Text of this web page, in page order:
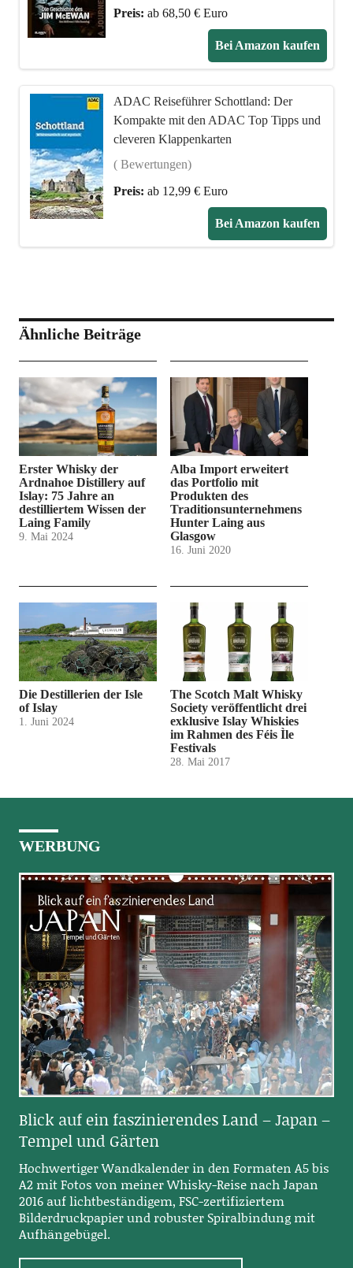
Preis: ab 68,50 € Euro
Bei Amazon kaufen
ADAC Reiseführer Schottland: Der
Kompakte mit den ADAC Top Tipps und
cleveren Klappenkarten
( Bewertungen)
Preis: ab 12,99 € Euro
Bei Amazon kaufen
Ähnliche Beiträge
Erster Whisky der
Ardnahoe Distillery auf
Islay: 75 Jahre an
destilliertem Wissen der
Laing Family
9. Mai 2024
Alba Import erweitert
das Portfolio mit
Produkten des
Traditionsunternehmens
Hunter Laing aus
Glasgow
16. Juni 2020
Die Destillerien der Isle
of Islay
1. Juni 2024
The Scotch Malt Whisky
Society veröffentlicht drei
exklusive Islay Whiskies
im Rahmen des Féis Ìle
Festivals
28. Mai 2017
WERBUNG
Blick auf ein faszinierendes Land – Japan –
Tempel und Gärten
Hochwertiger Wandkalender in den Formaten A5 bis
A2 mit Fotos von meiner Whisky-Reise nach Japan
2016 auf lichtbeständigem, FSC-zertifiziertem
Bilderdruckpapier und robuster Spiralbindung mit
Aufhängebügel.